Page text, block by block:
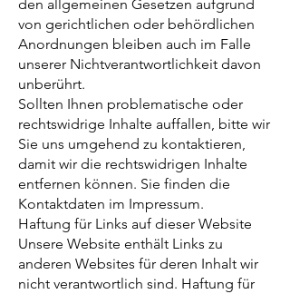
den allgemeinen Gesetzen aufgrund
von gerichtlichen oder behördlichen
Anordnungen bleiben auch im Falle
unserer Nichtverantwortlichkeit davon
unberührt.
Sollten Ihnen problematische oder
rechtswidrige Inhalte auffallen, bitte wir
Sie uns umgehend zu kontaktieren,
damit wir die rechtswidrigen Inhalte
entfernen können. Sie finden die
Kontaktdaten im Impressum.
Haftung für Links auf dieser Website
Unsere Website enthält Links zu
anderen Websites für deren Inhalt wir
nicht verantwortlich sind. Haftung für